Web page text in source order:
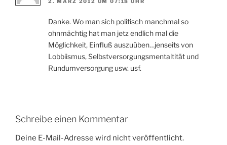
Danke. Wo man sich politisch manchmal so
ohnmächtig hat man jetz endlich mal die
Möglichkeit, Einfluß auszuüben…jenseits von
Lobbiismus, Selbstversorgungsmentaltität und
Rundumversorgung usw. usf.
Schreibe einen Kommentar
Deine E-Mail-Adresse wird nicht veröffentlicht.